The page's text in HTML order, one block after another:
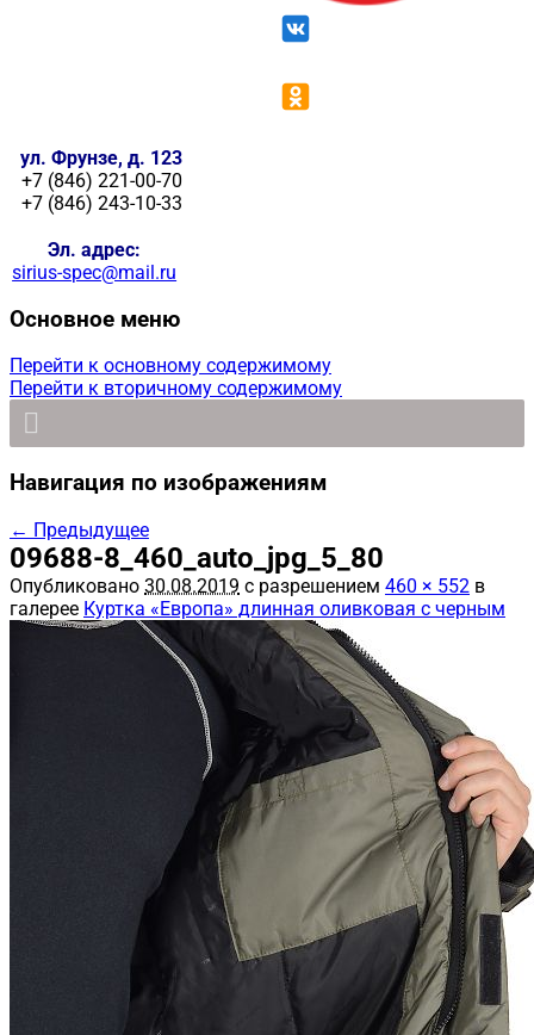
ул. Фрунзе, д. 123
+7 (846) 221-00-70
+7 (846) 243-10-33
Эл. адрес:
sirius-spec@mail.ru
Основное меню
Перейти к основному содержимому
Перейти к вторичному содержимому
Навигация по изображениям
← Предыдущее
09688-8_460_auto_jpg_5_80
Опубликовано 30.08.2019 с разрешением 460 × 552 в
галерее Куртка «Европа» длинная оливковая с черным